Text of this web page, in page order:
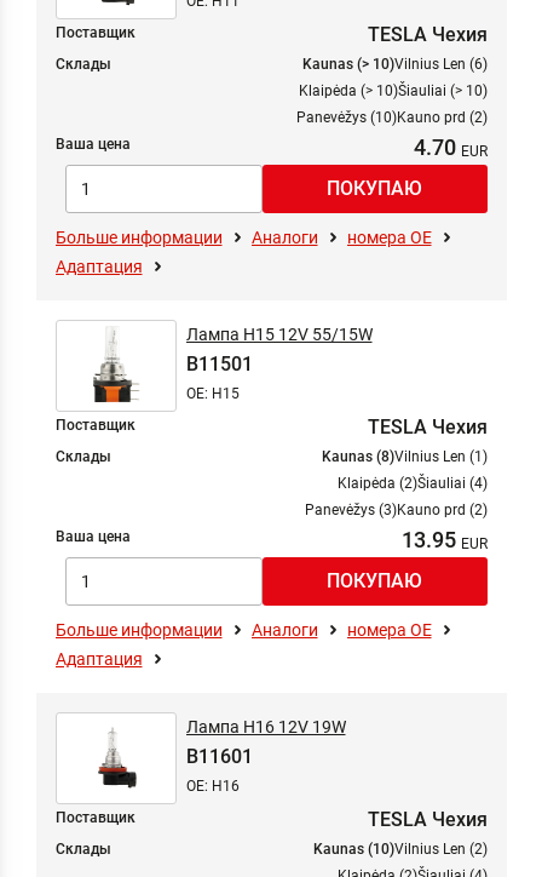
Поставщик
TESLA Чехия
Склады Kaunas (> 10)Vilnius Len (6)
Klaipėda (> 10)Šiauliai (> 10)
Panevėžys (10)Kauno prd (2)
Ваша цена
4.70
Больше информации Аналоги
номера ОЕ
Адаптация
Лампа H15 12V 55/15W
B11501
OE: H15
Поставщик
TESLA Чехия
Склады Kaunas (8)Vilnius Len (1)
Klaipėda (2)Šiauliai (4)
Panevėžys (3)Kauno prd (2)
Ваша цена
13.95
Больше информации Аналоги
номера ОЕ
Адаптация
Лампа H16 12V 19W
B11601
OE: H16
Поставщик
TESLA Чехия
Склады Kaunas (10)Vilnius Len (2)